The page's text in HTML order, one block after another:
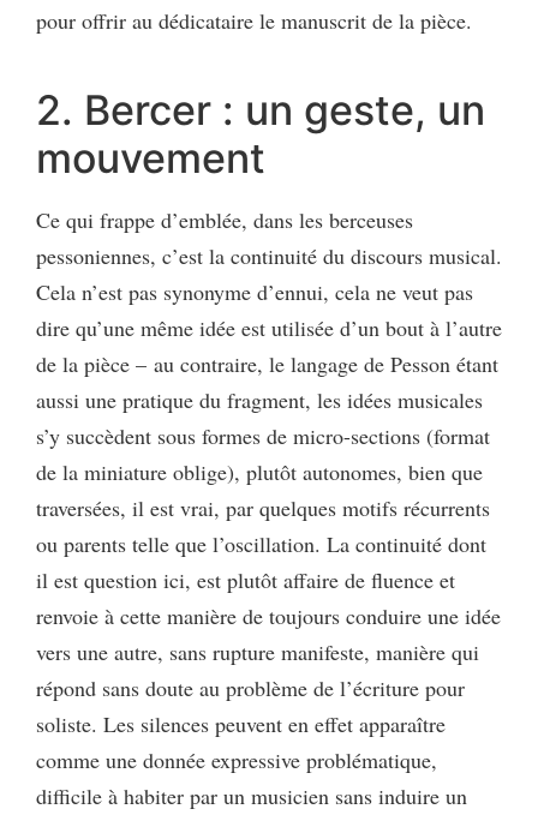
pour offrir au dédicataire le manuscrit de la pièce.
2. Bercer : un geste, un
mouvement
Ce qui frappe d’emblée, dans les berceuses
pessoniennes, c’est la continuité du discours musical.
Cela n’est pas synonyme d’ennui, cela ne veut pas
dire qu’une même idée est utilisée d’un bout à l’autre
de la pièce – au contraire, le langage de Pesson étant
aussi une pratique du fragment, les idées musicales
s’y succèdent sous formes de micro-sections (format
de la miniature oblige), plutôt autonomes, bien que
traversées, il est vrai, par quelques motifs récurrents
ou parents telle que l’oscillation. La continuité dont
il est question ici, est plutôt affaire de fluence et
renvoie à cette manière de toujours conduire une idée
vers une autre, sans rupture manifeste, manière qui
répond sans doute au problème de l’écriture pour
soliste. Les silences peuvent en effet apparaître
comme une donnée expressive problématique,
difficile à habiter par un musicien sans induire un